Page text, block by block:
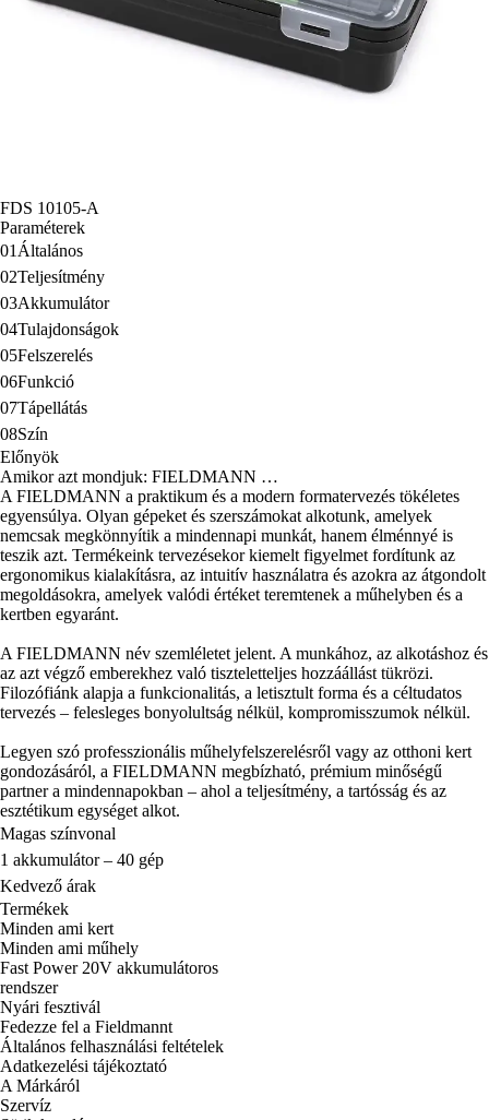
FDS 10105-A
Paraméterek
01 Általános
02Teljesítmény
03Akkumulátor
04Tulajdonságok
05Felszerelés
06Funkció
07Tápellátás
08Szín
Előnyök
Amikor azt mondjuk: FIELDMANN …
A FIELDMANN a praktikum és a modern formatervezés tökéletes
egyensúlya. Olyan gépeket és szerszámokat alkotunk, amelyek
nemcsak megkönnyítik a mindennapi munkát, hanem élménnyé is
teszik azt. Termékeink tervezésekor kiemelt figyelmet fordítunk az
ergonomikus kialakításra, az intuitív használatra és azokra az átgondolt
megoldásokra, amelyek valódi értéket teremtenek a műhelyben és a
kertben egyaránt.
A FIELDMANN név szemléletet jelent. A munkához, az alkotáshoz és
az azt végző emberekhez való tiszteletteljes hozzáállást tükrözi.
Filozófiánk alapja a funkcionalitás, a letisztult forma és a céltudatos
tervezés – felesleges bonyolultság nélkül, kompromisszumok nélkül.
Legyen szó professzionális műhelyfelszerelésről vagy az otthoni kert
gondozásáról, a FIELDMANN megbízható, prémium minőségű
partner a mindennapokban – ahol a teljesítmény, a tartósság és az
esztétikum egységet alkot.
Magas színvonal
1 akkumulátor – 40 gép
Kedvező árak
Termékek
Minden ami kert
Minden ami műhely
Fast Power 20V akkumulátoros
rendszer
Nyári fesztivál
Fedezze fel a Fieldmannt
Általános felhasználási feltételek
Adatkezelési tájékoztató
A Márkáról
Szervíz